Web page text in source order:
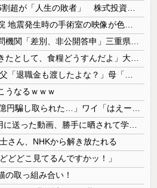
うなるｗｗｗ
さん、NHKから解き放たれる
どどこ見てるんですかッ！」
の取っ組み合い！